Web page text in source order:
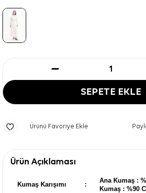
SEPETE EKLE
Ürünü Favoriye Ekle
Ürün Açıklaması
Kumaş Karışımı :
Ana Kumaş :
Kumaş : %90